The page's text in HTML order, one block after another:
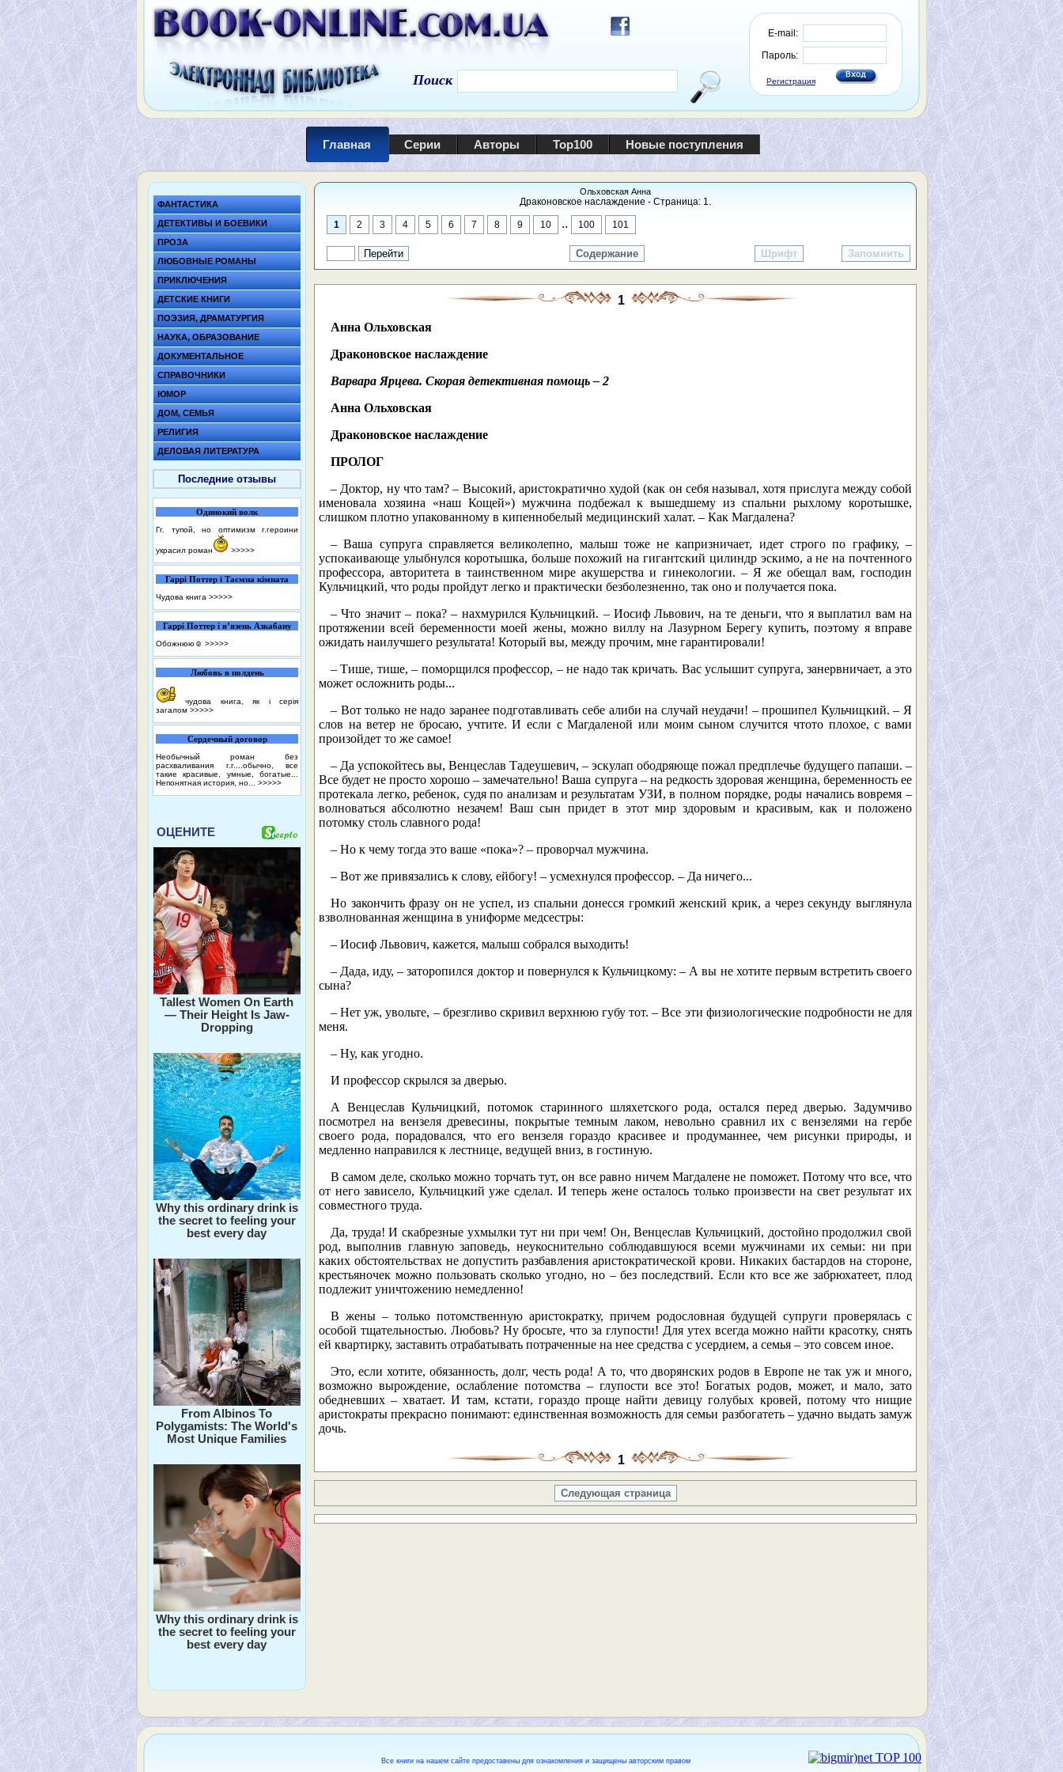
E-mail:
Пароль:
Регистрация
Поиск
Главная Серии Авторы Top100 Новые поступления
ФАНТАСТИКА
ДЕТЕКТИВЫ И БОЕВИКИ
ПРОЗА
ЛЮБОВНЫЕ РОМАНЫ
ПРИКЛЮЧЕНИЯ
ДЕТСКИЕ КНИГИ
ПОЭЗИЯ, ДРАМАТУРГИЯ
НАУКА, ОБРАЗОВАНИЕ
ДОКУМЕНТАЛЬНОЕ
СПРАВОЧНИКИ
ЮМОР
ДОМ, СЕМЬЯ
РЕЛИГИЯ
ДЕЛОВАЯ ЛИТЕРАТУРА
Последние отзывы
Одинокий волк
Гг. тупой, но оптимизм г.героини
украсил роман >>>>>
Гаррі Поттер і Таємна кімната
Чудова книга >>>>>
Гаррі Поттер і в’язень Азкабану
Обожнюю☺️ >>>>>
Любовь в полдень
чудова книга, як і серія
загалом >>>>>
Сердечный договор
Необычный роман без
расхваливания г.г....обычно, все
такие красивые, умные, богатые...
Непонятная история, но... >>>>>
ОЦЕНИТЕ
Tallest Women On Earth
— Their Height Is Jaw-
Dropping
Why this ordinary drink is
the secret to feeling your
best every day
From Albinos To
Polygamists: The World's
Most Unique Families
Why this ordinary drink is
the secret to feeling your
best every day
Ольховская Анна
Драконовское наслаждение - Страница: 1.
1 2 3 4 5 6 7 8 9 10 .. 100 101
Содержание Шрифт Запомнить
1
Анна Ольховская
Драконовское наслаждение
Варвара Ярцева. Скорая детективная помощь – 2
Анна Ольховская
Драконовское наслаждение
ПРОЛОГ
– Доктор, ну что там? – Высокий, аристократично худой (как он себя называл, хотя прислуга между собой
именовала хозяина «наш Кощей») мужчина подбежал к вышедшему из спальни рыхлому коротышке,
слишком плотно упакованному в кипеннобелый медицинский халат. – Как Магдалена?
– Ваша супруга справляется великолепно, малыш тоже не капризничает, идет строго по графику, –
успокаивающе улыбнулся коротышка, больше похожий на гигантский цилиндр эскимо, а не на почтенного
профессора, авторитета в таинственном мире акушерства и гинекологии. – Я же обещал вам, господин
Кульчицкий, что роды пройдут легко и практически безболезненно, так оно и получается пока.
– Что значит – пока? – нахмурился Кульчицкий. – Иосиф Львович, на те деньги, что я выплатил вам на
протяжении всей беременности моей жены, можно виллу на Лазурном Берегу купить, поэтому я вправе
ожидать наилучшего результата! Который вы, между прочим, мне гарантировали!
– Тише, тише, – поморщился профессор, – не надо так кричать. Вас услышит супруга, занервничает, а это
может осложнить роды...
– Вот только не надо заранее подготавливать себе алиби на случай неудачи! – прошипел Кульчицкий. – Я
слов на ветер не бросаю, учтите. И если с Магдаленой или моим сыном случится чтото плохое, с вами
произойдет то же самое!
– Да успокойтесь вы, Венцеслав Тадеушевич, – эскулап ободряюще пожал предплечье будущего папаши. –
Все будет не просто хорошо – замечательно! Ваша супруга – на редкость здоровая женщина, беременность ее
протекала легко, ребенок, судя по анализам и результатам УЗИ, в полном порядке, роды начались вовремя –
волноваться абсолютно незачем! Ваш сын придет в этот мир здоровым и красивым, как и положено
потомку столь славного рода!
– Но к чему тогда это ваше «пока»? – проворчал мужчина.
– Вот же привязались к слову, ейбогу! – усмехнулся профессор. – Да ничего...
Но закончить фразу он не успел, из спальни донесся громкий женский крик, а через секунду выглянула
взволнованная женщина в униформе медсестры:
– Иосиф Львович, кажется, малыш собрался выходить!
– Дада, иду, – заторопился доктор и повернулся к Кульчицкому: – А вы не хотите первым встретить своего
сына?
– Нет уж, увольте, – брезгливо скривил верхнюю губу тот. – Все эти физиологические подробности не для
меня.
– Ну, как угодно.
И профессор скрылся за дверью.
А Венцеслав Кульчицкий, потомок старинного шляхетского рода, остался перед дверью. Задумчиво
посмотрел на вензеля древесины, покрытые темным лаком, невольно сравнил их с вензелями на гербе
своего рода, порадовался, что его вензеля гораздо красивее и продуманнее, чем рисунки природы, и
медленно направился к лестнице, ведущей вниз, в гостиную.
В самом деле, сколько можно торчать тут, он все равно ничем Магдалене не поможет. Потому что все, что
от него зависело, Кульчицкий уже сделал. И теперь жене осталось только произвести на свет результат их
совместного труда.
Да, труда! И скабрезные ухмылки тут ни при чем! Он, Венцеслав Кульчицкий, достойно продолжил свой
род, выполнив главную заповедь, неукоснительно соблюдавшуюся всеми мужчинами их семьи: ни при
каких обстоятельствах не допустить разбавления аристократической крови. Никаких бастардов на стороне,
крестьяночек можно пользовать сколько угодно, но – без последствий. Если кто все же забрюхатеет, плод
подлежит уничтожению немедленно!
В жены – только потомственную аристократку, причем родословная будущей супруги проверялась с
особой тщательностью. Любовь? Ну бросьте, что за глупости! Для утех всегда можно найти красотку, снять
ей квартирку, заставить отрабатывать потраченные на нее средства с усердием, а семья – это совсем иное.
Это, если хотите, обязанность, долг, честь рода! А то, что дворянских родов в Европе не так уж и много,
возможно вырождение, ослабление потомства – глупости все это! Богатых родов, может, и мало, зато
обедневших – хватает. И там, кстати, гораздо проще найти девицу голубых кровей, потому что нищие
аристократы прекрасно понимают: единственная возможность для семьи разбогатеть – удачно выдать замуж
дочь.
1
Следующая страница
Все книги на нашем сайте предоставены для ознакомления и защищены авторским правом